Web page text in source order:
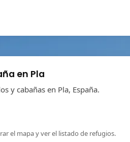
en Pla
y cabañas en Pla, España.
el mapa y ver el listado de refugios.